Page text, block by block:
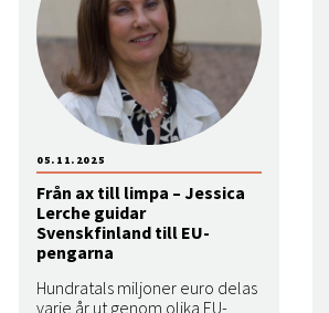
Från ax till limpa – Jessica
Lerche guidar
Svenskfinland till EU-
pengarna
Hundratals miljoner euro delas
varje år ut genom olika EU-
05.11.2025